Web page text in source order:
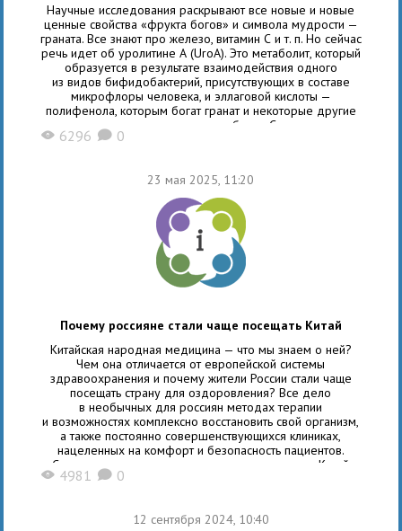
Научные исследования раскрывают все новые и новые
ценные свойства «фрукта богов» и символа мудрости —
граната. Все знают про железо, витамин С и т. п. Но сейчас
речь идет об уролитине А (UroA). Это метаболит, который
образуется в результате взаимодействия одного
из видов бифидобактерий, присутствующих в составе
микрофлоры человека, и эллаговой кислоты —
полифенола, которым богат гранат и некоторые другие
ягоды — черника, малина, клубника. Существует
и синтетический аналог UroA — UAS03, он обладает
X 6296 K 0
23 мая 2025, 11:20
Почему россияне стали чаще посещать Китай
Китайская народная медицина — что мы знаем о ней?
Чем она отличается от европейской системы
здравоохранения и почему жители России стали чаще
посещать страну для оздоровления? Все дело
в необычных для россиян методах терапии
и возможностях комплексно восстановить свой организм,
а также постоянно совершенствующихся клиниках,
нацеленных на комфорт и безопасность пациентов.
С каждым годом число иностранных туристов в Китай
растет в геометрической прогрессии. Немного фактов
города
X 4981 K 0
12 сентября 2024, 10:40